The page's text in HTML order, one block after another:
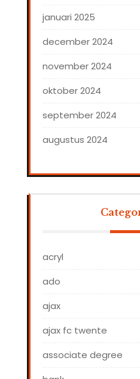
januari 2025
december 2024
november 2024
oktober 2024
september 2024
augustus 2024
acryl
ado
ajax
ajax fc twente
associate degree